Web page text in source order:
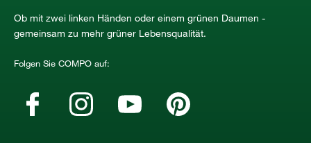
Ob mit zwei linken Händen oder einem grünen Daumen -
gemeinsam zu mehr grüner Lebensqualität.
Folgen Sie COMPO auf: